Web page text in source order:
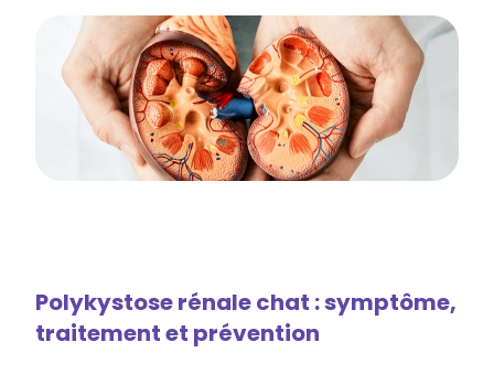
Polykystose rénale chat : symptôme,
traitement et prévention